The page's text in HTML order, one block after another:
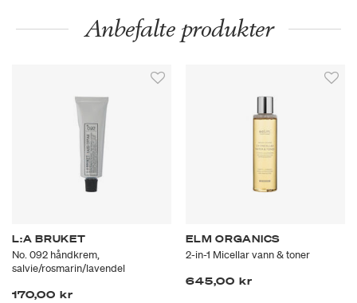
Anbefalte produkter
L:A BRUKET
No. 092 håndkrem,
salvie/rosmarin/lavendel
170,00 kr
ELM ORGANICS
2-in-1 Micellar vann & toner
645,00 kr